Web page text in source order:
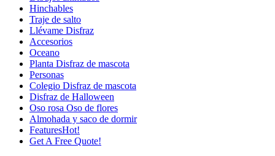
Hinchables
Traje de salto
Llévame Disfraz
Accesorios
Oceano
Planta Disfraz de mascota
Personas
Colegio Disfraz de mascota
Disfraz de Halloween
Oso rosa Oso de flores
Almohada y saco de dormir
FeaturesHot!
Get A Free Quote!